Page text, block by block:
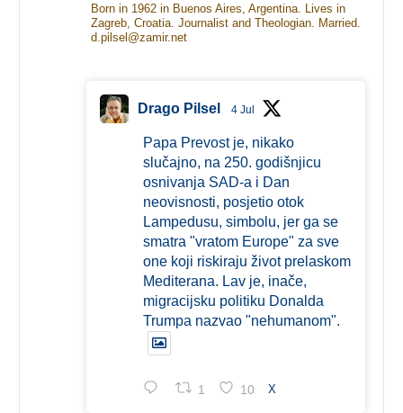
Born in 1962 in Buenos Aires, Argentina. Lives in
Zagreb, Croatia. Journalist and Theologian. Married.
d.pilsel@zamir.net
Drago Pilsel 4 Jul
Papa Prevost je, nikako
slučajno, na 250. godišnjicu
osnivanja SAD-a i Dan
neovisnosti, posjetio otok
Lampedusu, simbolu, jer ga se
smatra "vratom Europe" za sve
one koji riskiraju život prelaskom
Mediterana. Lav je, inače,
migracijsku politiku Donalda
Trumpa nazvao "nehumanom".
1 10 X